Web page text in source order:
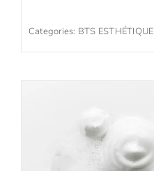
Categories: BTS ESTHÉTIQUE